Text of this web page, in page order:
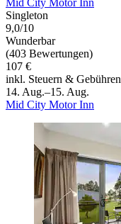
Mid City Motor Inn
Singleton
9,0/10
Wunderbar
(403 Bewertungen)
107 €
inkl. Steuern & Gebühren
14. Aug.–15. Aug.
Mid City Motor Inn